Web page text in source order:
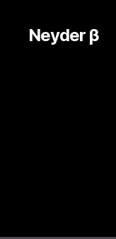
Neyder β